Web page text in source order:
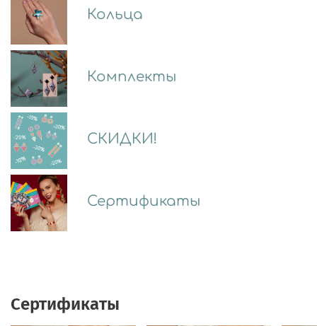
Кольца
Комплекты
СКИДКИ!
Сертификаты
Сертификаты